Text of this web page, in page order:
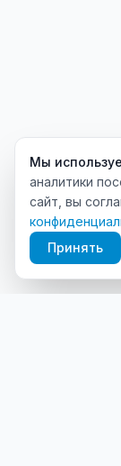
Мы
аналитики
сайт, вы
Принять